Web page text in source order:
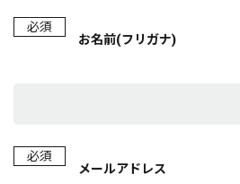
必須
お名前(フリガナ)
必須
メールアドレス